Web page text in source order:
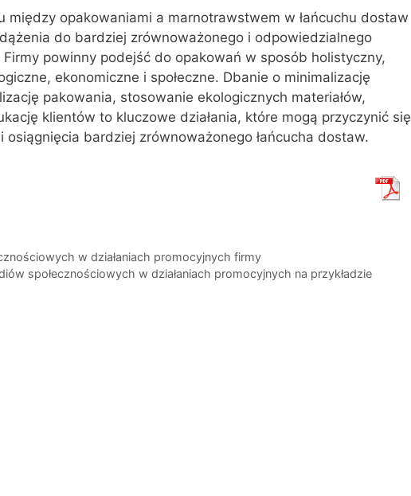
między opakowaniami a marnotrawstwem w łańcuchu dostaw
do bardziej zrównoważonego i odpowiedzialnego
powinny podejść do opakowań w sposób holistyczny,
ekonomiczne i społeczne. Dbanie o minimalizację
pakowania, stosowanie ekologicznych materiałów,
klientów to kluczowe działania, które mogą przyczynić się
bardziej zrównoważonego łańcucha dostaw.
w działaniach promocyjnych firmy
społecznościowych w działaniach promocyjnych na przykładzie